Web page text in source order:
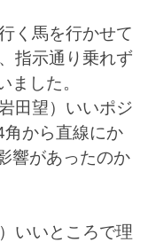
く馬を行かせて
指示通り乗れず
ました。
田望）いいポジ
から直線にか
響があったのか
いいところで理